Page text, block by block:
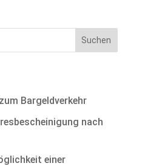
Suchen
Bargeldverkehr
nach
einer